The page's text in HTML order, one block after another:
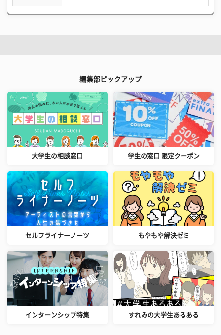
編集部ピックアップ
大学生の相談窓口 学生の窓口 限定クーポン
セルフライナーノーツ もやもや解決ゼミ
インターンシップ特集 すれみの大学生あるある